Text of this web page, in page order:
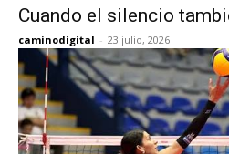
Cuando el silencio
caminodigital - 23 julio, 2026